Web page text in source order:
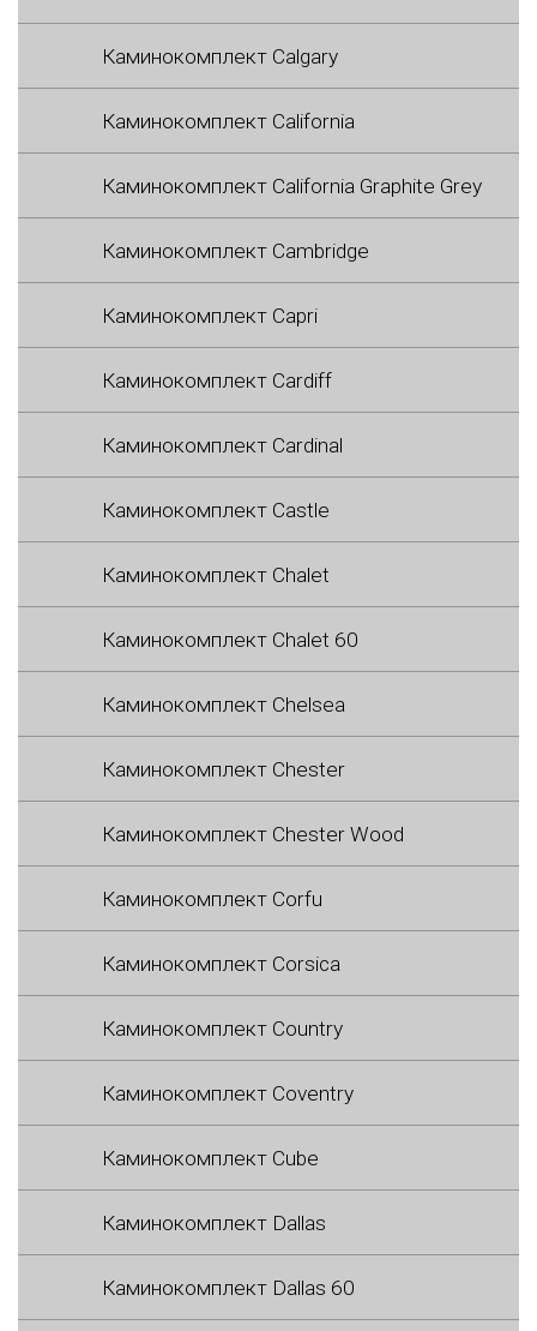
Каминокомплект Calgary
Каминокомплект California
Каминокомплект California Graphite Grey
Каминокомплект Cambridge
Каминокомплект Capri
Каминокомплект Cardiff
Каминокомплект Cardinal
Каминокомплект Castle
Каминокомплект Chalet
Каминокомплект Chalet 60
Каминокомплект Chelsea
Каминокомплект Chester
Каминокомплект Chester Wood
Каминокомплект Corfu
Каминокомплект Corsica
Каминокомплект Country
Каминокомплект Coventry
Каминокомплект Cube
Каминокомплект Dallas
Каминокомплект Dallas 60